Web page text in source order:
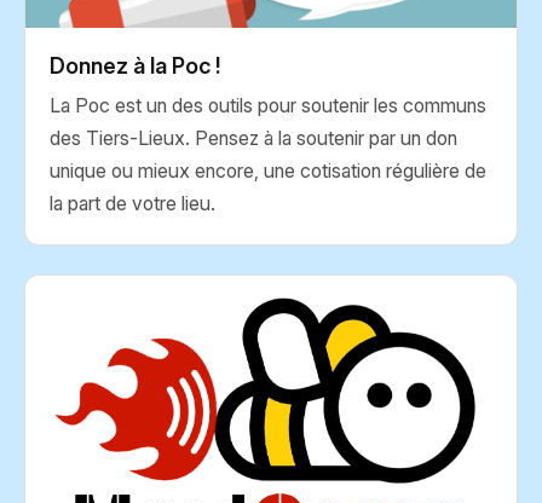
Donnez à la Poc !
La Poc est un des outils pour soutenir les communs
des Tiers-Lieux. Pensez à la soutenir par un don
unique ou mieux encore, une cotisation régulière de
la part de votre lieu.